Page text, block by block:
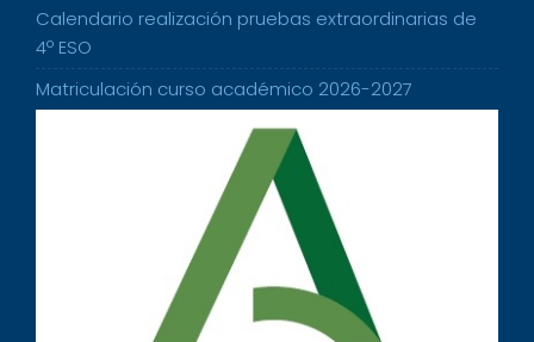
Calendario realización pruebas extraordinarias de
4º ESO
Matriculación curso académico 2026-2027